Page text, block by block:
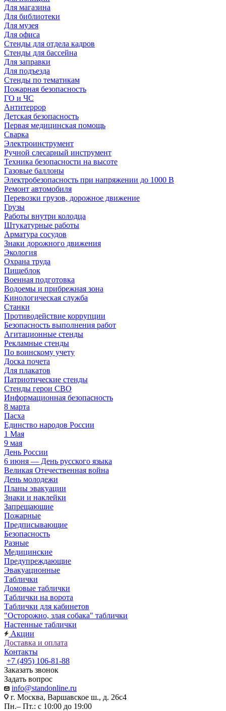
Для магазина
Для библиотеки
Для музея
Для офиса
Стенды для отдела кадров
Стенды для бассейна
Для заправки
Для подъезда
Стенды по тематикам
Пожарная безопасность
ГО и ЧС
Антитеррор
Детская безопасность
Первая медицинская помощь
Сварка
Электроинструмент
Ручной слесарный инструмент
Техника безопасности на высоте
Газовые баллоны
Электробезопасность при напряжении до 1000 В
Ремонт автомобиля
Перевозки грузов, дорожное движение
Грузы
Работы внутри колодца
Штукатурные работы
Арматура сосудов
Знаки дорожного движения
Экология
Охрана труда
Пищеблок
Военная подготовка
Водоемы и прибрежная зона
Кинологическая служба
Станки
Противодействие коррупции
Безопасность выполнения работ
Агитационные стенды
Рекламные стенды
По воинскому учету
Доска почета
Для плакатов
Патриотические стенды
Стенды герои СВО
Информационная безопасность
8 марта
Пасха
Единство народов России
1 Мая
9 мая
День России
6 июня — День русского языка
Великая Отечественная война
День молодежи
Планы эвакуации
Знаки и наклейки
Запрещающие
Пожарные
Предписывающие
Безопасность
Разные
Медицинские
Предупреждающие
Эвакуационные
Таблички
Домовые таблички
Таблички на ворота
Таблички для кабинетов
"Осторожно, злая собака" таблички
Настенные таблички
Акции
Доставка и оплата
Контакты
+7 (495) 106-81-88
Заказать звонок
Задать вопрос
info@standonline.ru
г. Москва, Варшавское ш., д. 26с4
Пн.– Пт.: с 10:00 до 19:00